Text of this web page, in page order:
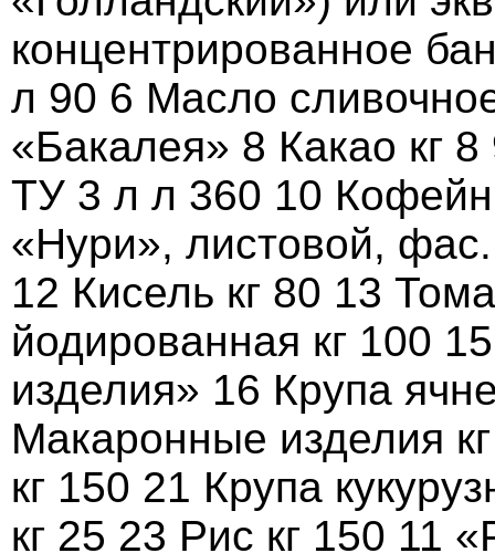
концентрированное
л 90 6 Масло
«Бакалея» 8 Какао кг
ТУ 3 л л 360 10
«Нури», листовой,
12 Кисель кг 80 13
йодированная кг 100
изделия» 16 Крупа
Макаронные изделия
кг 150 21 Крупа
кг 25 23 Рис кг 150 11